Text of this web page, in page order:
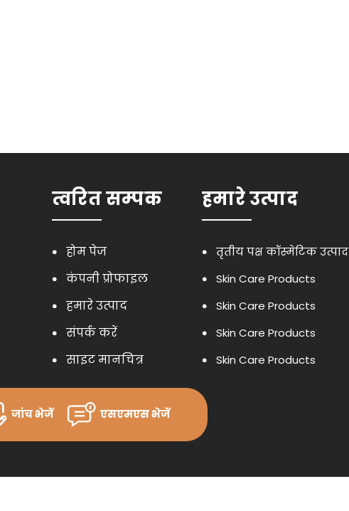
त्वरित सम्पक
होम पेज
कंपनी प्रोफाइल
हमारे उत्पाद
संपर्क करें
साइट मानचित्र
हमारे उत्पाद
तृतीय पक्ष कॉस्मेटिक उत्पाद
Skin Care Products
Skin Care Products
Skin Care Products
Skin Care Products
जांच भेजें एसएमएस भेजें